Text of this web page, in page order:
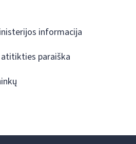
informacija
paraiška